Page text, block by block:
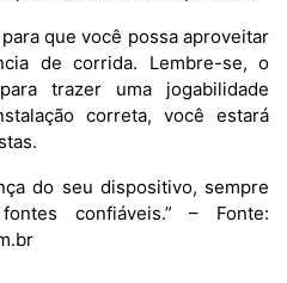
que você possa aproveitar
de corrida. Lembre-se, o
trazer uma jogabilidade
correta, você estará
do seu dispositivo, sempre
confiáveis.” – Fonte: